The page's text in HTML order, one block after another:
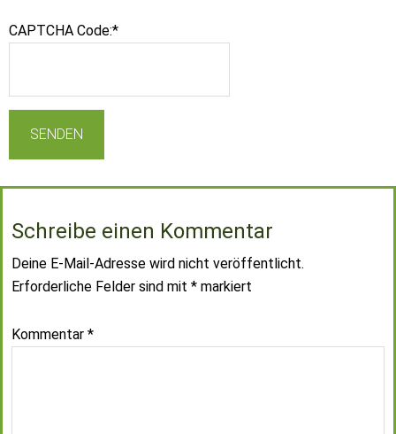
CAPTCHA Code:*
Schreibe einen Kommentar
Deine E-Mail-Adresse wird nicht veröffentlicht.
Erforderliche Felder sind mit * markiert
Kommentar *